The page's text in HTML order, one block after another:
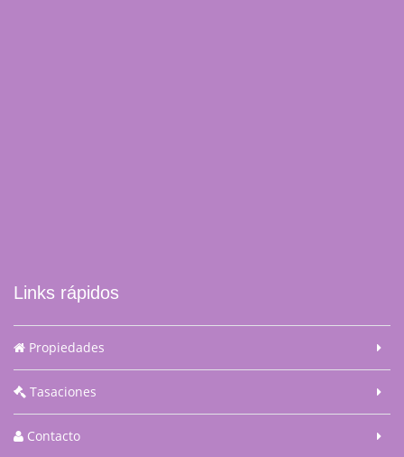
Links rápidos
Propiedades
Tasaciones
Contacto